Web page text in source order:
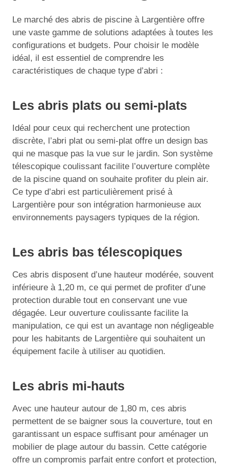
Le marché des abris de piscine à Largentière offre
une vaste gamme de solutions adaptées à toutes les
configurations et budgets. Pour choisir le modèle
idéal, il est essentiel de comprendre les
caractéristiques de chaque type d’abri :
Les abris plats ou semi-plats
Idéal pour ceux qui recherchent une protection
discrète, l’abri plat ou semi-plat offre un design bas
qui ne masque pas la vue sur le jardin. Son système
télescopique coulissant facilite l’ouverture complète
de la piscine quand on souhaite profiter du plein air.
Ce type d’abri est particulièrement prisé à
Largentière pour son intégration harmonieuse aux
environnements paysagers typiques de la région.
Les abris bas télescopiques
Ces abris disposent d’une hauteur modérée, souvent
inférieure à 1,20 m, ce qui permet de profiter d’une
protection durable tout en conservant une vue
dégagée. Leur ouverture coulissante facilite la
manipulation, ce qui est un avantage non négligeable
pour les habitants de Largentière qui souhaitent un
équipement facile à utiliser au quotidien.
Les abris mi-hauts
Avec une hauteur autour de 1,80 m, ces abris
permettent de se baigner sous la couverture, tout en
garantissant un espace suffisant pour aménager un
mobilier de plage autour du bassin. Cette catégorie
offre un compromis parfait entre confort et protection,